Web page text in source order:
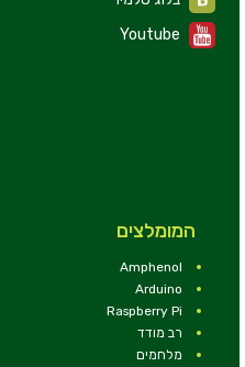
Youtube
המומלצים
Amphenol
Arduino
Raspberry Pi
רב מודד
מלחמים